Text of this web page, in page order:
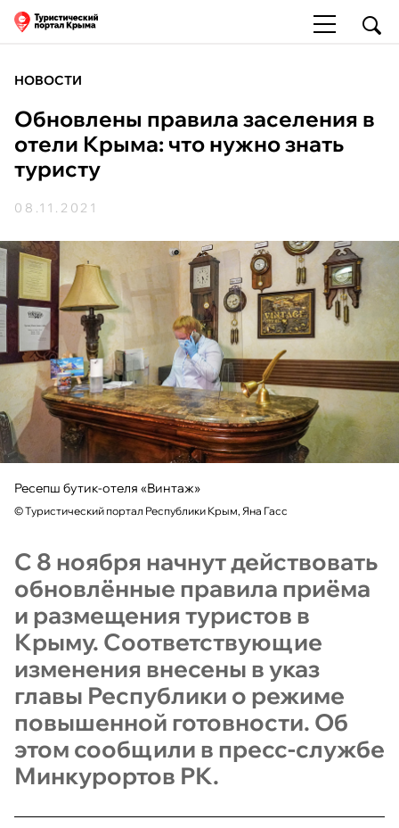
НОВОСТИ
Обновлены правила заселения в
отели Крыма: что нужно знать
туристу
08.11.2021
Ресепш бутик-отеля «Винтаж»
©Туристический портал Республики Крым, Яна Гасс
С 8 ноября начнут действовать
обновлённые правила приёма
и размещения туристов в
Крыму. Соответствующие
изменения внесены в указ
главы Республики о режиме
повышенной готовности. Об
этом сообщили в пресс-службе
Минкурортов РК.